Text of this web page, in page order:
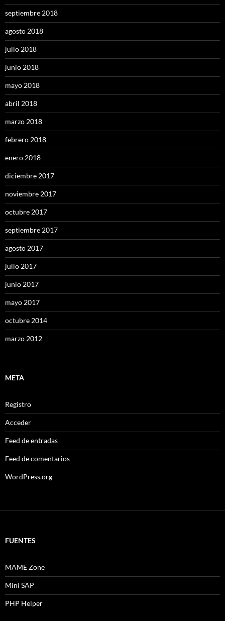
septiembre 2018
agosto 2018
julio 2018
junio 2018
mayo 2018
abril 2018
marzo 2018
febrero 2018
enero 2018
diciembre 2017
noviembre 2017
octubre 2017
septiembre 2017
agosto 2017
julio 2017
junio 2017
mayo 2017
octubre 2014
marzo 2012
META
Registro
Acceder
Feed de entradas
Feed de comentarios
WordPress.org
FUENTES
MAME Zone
Mini SAP
PHP Helper